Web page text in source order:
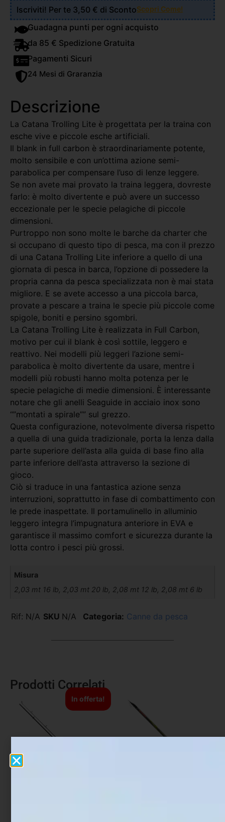
Iscriviti! Per te 3,50 € di ScontoScopri Come!
Guadagna punti per ogni acquisto
da 85 € Spedizione Gratuita
Pagamenti Sicuri
24 Mesi di Graranzia
Descrizione
La Catana Trolling Lite è progettata per la traina con
esche vive e piccole esche artificiali.
Il blank in full carbon è straordinariamente potente,
molto sensibile e con un’ottima azione semi-
parabolica per compensare l’uso di lenze leggere.
Se non avete mai provato la traina leggera, dovreste
farlo: è molto divertente e può avere un successo
eccezionale per le specie pelagiche di piccole
dimensioni.
Purtroppo non sono molte le barche da charter che
si occupano di questo tipo di pesca, ma con il prezzo
di una Catana Trolling Lite inferiore a quello di una
giornata di pesca in barca, l’opzione di possedere la
propria canna da pesca specializzata non è mai stata
migliore. E se avete accesso a una piccola barca,
provate a pescare a traina le specie più piccole come
spigole, boniti e persino sgombri.
La Catana Trolling Lite è realizzata in Full Carbon,
motivo per cui il blank è così sottile, leggero e
reattivo. Nei modelli più leggeri l’azione semi-
parabolica è molto divertente da usare, mentre i
modelli più robusti hanno molta potenza per le
specie pelagiche di medie dimensioni. È interessante
notare che gli anelli Seaguide in acciaio inox sono
“”montati a spirale”” sul grezzo.
Questa configurazione, notevolmente diversa rispetto
a quella di una guida tradizionale, porta la lenza dalla
parte superiore dell’asta alla guida di base fino alla
parte inferiore dell’asta attraverso la sezione di
gioco.
Ciò si traduce in una fantastica azione senza
interruzioni, soprattutto in fase di combattimento con
le prede inaspettate. Il portamulinello in alluminio
leggero integra l’impugnatura anteriore in EVA e
garantisce il massimo comfort e sicurezza durante la
lotta contro i pesci più grossi.
Misura
2,03 mt 16 lb, 2,03 mt 20 lb, 2,08 mt 12 lb, 2,08 mt 6 lb
Rif: N/A SKU N/A Categoria: Canne da pesca
Prodotti Correlati
In offerta!